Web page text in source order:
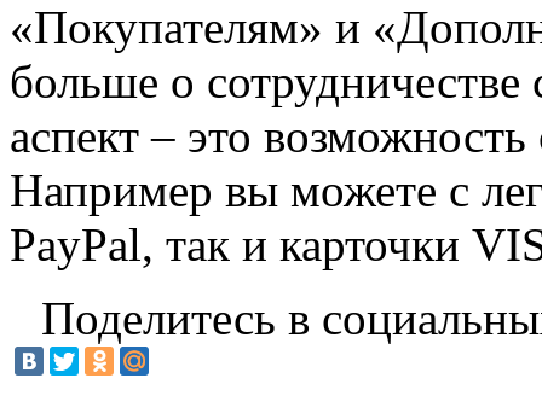
«Покупателям» и
больше о
аспект – это
Например вы можете с
PayPal, так и карточки
Поделитесь в